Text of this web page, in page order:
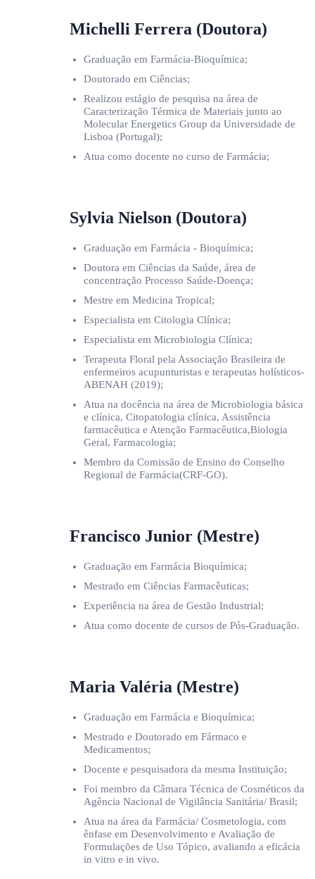
Michelli Ferrera (Doutora)
Graduação em Farmácia-Bioquímica;
Doutorado em Ciências;
Realizou estágio de pesquisa na área de
Caracterização Térmica de Materiais junto ao
Molecular Energetics Group da Universidade de
Lisboa (Portugal);
Atua como docente no curso de Farmácia;
Sylvia Nielson (Doutora)
Graduação em Farmácia - Bioquímica;
Doutora em Ciências da Saúde, área de
concentração Processo Saúde-Doença;
Mestre em Medicina Tropical;
Especialista em Citologia Clínica;
Especialista em Microbiologia Clínica;
Terapeuta Floral pela Associação Brasileira de
enfermeiros acupunturistas e terapeutas holísticos-
ABENAH (2019);
Atua na docência na área de Microbiologia básica
e clínica, Citopatologia clínica, Assistência
farmacêutica e Atenção Farmacêutica,Biologia
Geral, Farmacologia;
Membro da Comissão de Ensino do Conselho
Regional de Farmácia(CRF-GO).
Francisco Junior (Mestre)
Graduação em Farmácia Bioquímica;
Mestrado em Ciências Farmacêuticas;
Experiência na área de Gestão Industrial;
Atua como docente de cursos de Pós-Graduação.
Maria Valéria (Mestre)
Graduação em Farmácia e Bioquímica;
Mestrado e Doutorado em Fármaco e
Medicamentos;
Docente e pesquisadora da mesma Instituição;
Foi membro da Câmara Técnica de Cosméticos da
Agência Nacional de Vigilância Sanitária/ Brasil;
Atua na área da Farmácia/ Cosmetologia, com
ênfase em Desenvolvimento e Avaliação de
Formulações de Uso Tópico, avaliando a eficácia
in vitro e in vivo.